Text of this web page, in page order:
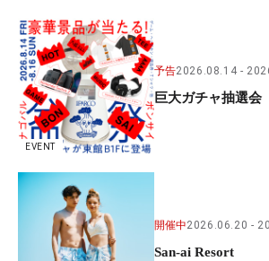
EVENT
予告2026.08.14
巨大ガチャ抽選会
開催中2026.06.20
San-ai Resort